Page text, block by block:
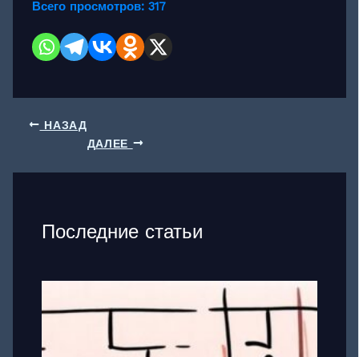
Всего просмотров: 317
НАЗАД
ДАЛЕЕ
Последние статьи